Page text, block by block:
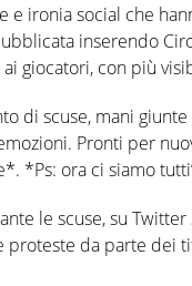
e ironia social che
inserendo
ai giocatori, con più
di scuse, mani
Pronti per
*Ps: ora ci siamo
le scuse, su
proteste da parte dei